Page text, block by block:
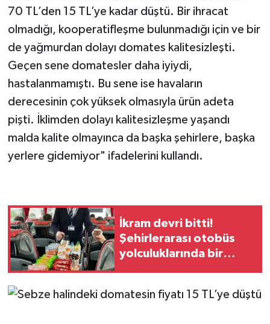
70 TL’den 15 TL’ye kadar düştü. Bir ihracat
olmadığı, kooperatifleşme bulunmadığı için ve bir
de yağmurdan dolayı domates kalitesizleşti.
Geçen sene domatesler daha iyiydi,
hastalanmamıştı. Bu sene ise havaların
derecesinin çok yüksek olmasıyla ürün adeta
pişti. İklimden dolayı kalitesizleşme yaşandı
malda kalite olmayınca da başka şehirlere, başka
yerlere gidemiyor" ifadelerini kullandı.
İkram devri bitti!
Şehirlerarası otobüs
yolculuklarında bir
yok